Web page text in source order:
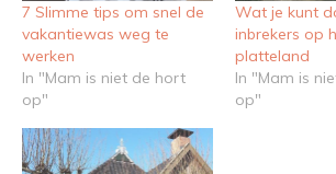
7 Slimme tips om snel de
vakantiewas weg te
werken
In "Mam is niet de hort
op"
Wat je kunt
inbrekers op
platteland
In "Mam is
op"